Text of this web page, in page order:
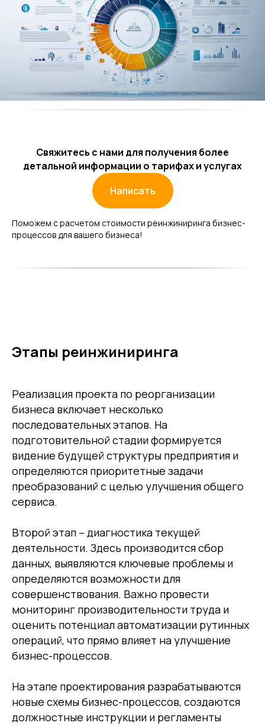
Свяжитесь с нами для получения более
детальной информации о тарифах и услугах
Написать
Поможем с расчетом стоимости реинжиниринга бизнес-
процессов для вашего бизнеса!
Этапы реинжиниринга
Реализация проекта по реорганизации
бизнеса включает несколько
последовательных этапов. На
подготовительной стадии формируется
видение будущей структуры предприятия и
определяются приоритетные задачи
преобразований с целью улучшения общего
сервиса.
Второй этап – диагностика текущей
деятельности. Здесь производится сбор
данных, выявляются ключевые проблемы и
определяются возможности для
совершенствования. Важно провести
мониторинг производительности труда и
оценить потенциал автоматизации рутинных
операций, что прямо влияет на улучшение
бизнес-процессов.
На этапе проектирования разрабатываются
новые схемы бизнес-процессов, создаются
должностные инструкции и регламенты